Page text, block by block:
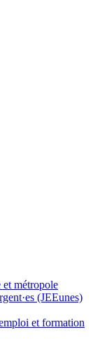
métropole
(JEEunes)
et formation